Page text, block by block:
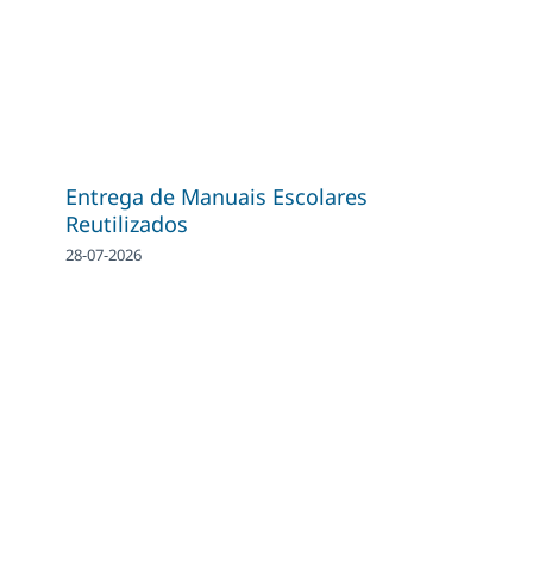
Entrega de Manuais Escolares
Reutilizados
28-07-2026